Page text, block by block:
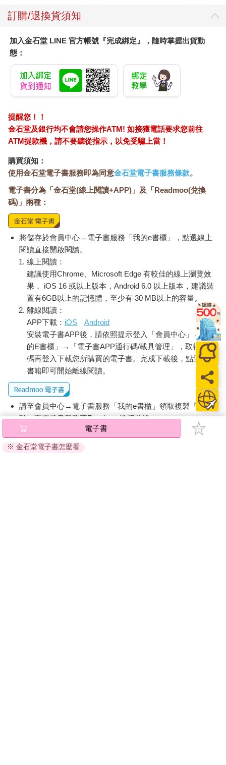
訂購/退換貨須知
加入金石堂 LINE 官方帳號『完成綁定』，隨時掌握出貨動
態：
提醒您！！
金石堂及銀行均不會請您操作ATM! 如接獲電話要求您前往
ATM提款機，請不要聽從指示，以免受騙上當！
購買須知：
使用金石堂電子書服務即為同意金石堂電子書服務條款。
電子書分為「金石堂(線上閱讀+APP)」及「Readmoo(兌換
碼)」兩種：
將儲存於會員中心→電子書服務「我的e書櫃」，點選線上
閱讀直接開啟閱讀。
線上閱讀：
建議使用Chrome、Microsoft Edge 有較佳的線上瀏覽效
果， iOS 16 或以上版本，Android 6.0 以上版本，建議裝
置有6GB以上的記憶體，至少有 30 MB以上的容量。
離線閱讀：
APP下載： iOS
Android
安裝電子書APP後，請依照提示登入「會員中心」→「我
的E書櫃」→「電子書APP通行碼/載具管理」，取得通行
碼再登入下載您所購買的電子書。完成下載後，點選任一
書籍即可開始離線閱讀。
請至會員中心→電子書服務「我的e書櫃」領取複製『兌換
碼』至電子書服務商Readmoo進行兌換。
退換貨須知：
因版權保護，您在金石堂所購買的電子書僅能以金石堂專屬
電子書
※ 金石堂電子書怎麼看